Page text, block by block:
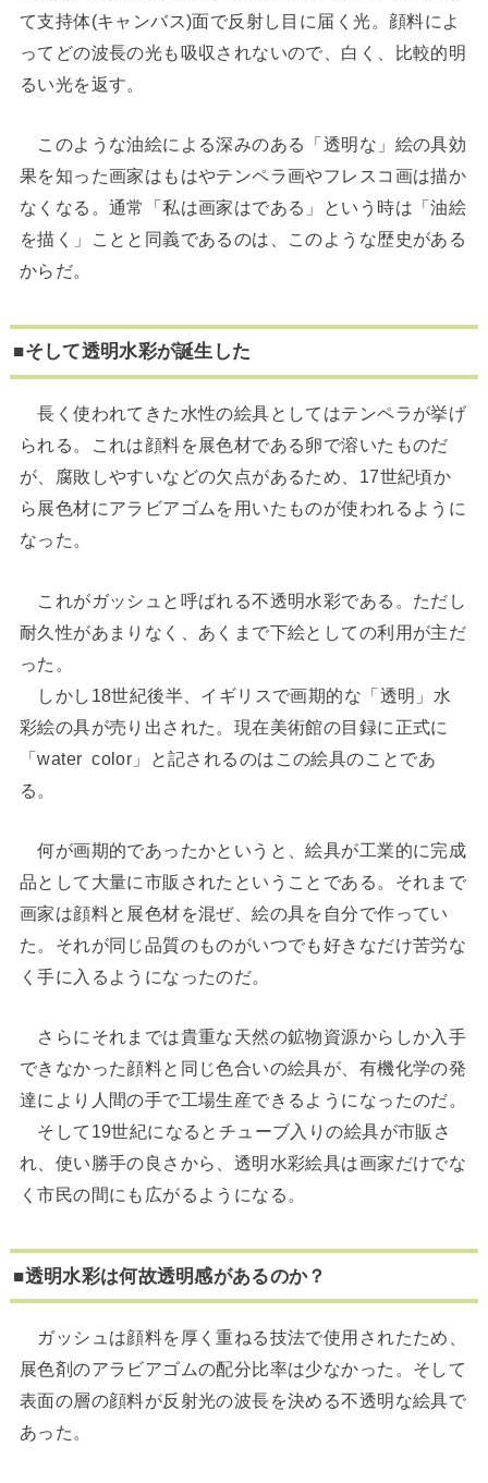
て支持体(キャンバス)面で反射し目に届く光。顔料によ
ってどの波長の光も吸収されないので、白く、比較的明
るい光を返す。
このような油絵による深みのある「透明な」絵の具効
果を知った画家はもはやテンペラ画やフレスコ画は描か
なくなる。通常「私は画家はである」という時は「油絵
を描く」ことと同義であるのは、このような歴史がある
からだ。
■そして透明水彩が誕生した
長く使われてきた水性の絵具としてはテンペラが挙げ
られる。これは顔料を展色材である卵で溶いたものだ
が、腐敗しやすいなどの欠点があるため、17世紀頃か
ら展色材にアラビアゴムを用いたものが使われるように
なった。
これがガッシュと呼ばれる不透明水彩である。ただし
耐久性があまりなく、あくまで下絵としての利用が主だ
った。
しかし18世紀後半、イギリスで画期的な「透明」水
彩絵の具が売り出された。現在美術館の目録に正式に
「water color」と記されるのはこの絵具のことであ
る。
何が画期的であったかというと、絵具が工業的に完成
品として大量に市販されたということである。それまで
画家は顔料と展色材を混ぜ、絵の具を自分で作ってい
た。それが同じ品質のものがいつでも好きなだけ苦労な
く手に入るようになったのだ。
さらにそれまでは貴重な天然の鉱物資源からしか入手
できなかった顔料と同じ色合いの絵具が、有機化学の発
達により人間の手で工場生産できるようになったのだ。
そして19世紀になるとチューブ入りの絵具が市販さ
れ、使い勝手の良さから、透明水彩絵具は画家だけでな
く市民の間にも広がるようになる。
■透明水彩は何故透明感があるのか？
ガッシュは顔料を厚く重ねる技法で使用されたため、
展色剤のアラビアゴムの配分比率は少なかった。そして
表面の層の顔料が反射光の波長を決める不透明な絵具で
あった。